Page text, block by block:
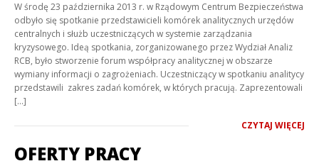
W środę 23 października 2013 r. w Rządowym Centrum Bezpieczeństwa
odbyło się spotkanie przedstawicieli komórek analitycznych urzędów
centralnych i służb uczestniczących w systemie zarządzania
kryzysowego. Ideą spotkania, zorganizowanego przez Wydział Analiz
RCB, było stworzenie forum współpracy analitycznej w obszarze
wymiany informacji o zagrożeniach. Uczestniczący w spotkaniu analitycy
przedstawili zakres zadań komórek, w których pracują. Zaprezentowali
[…]
CZYTAJ WIĘCEJ
OFERTY PRACY